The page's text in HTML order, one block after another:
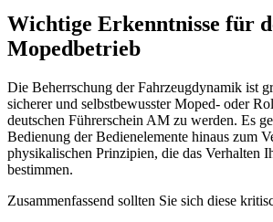
Wichtige Erkenntnisse für
Mopedbetrieb
Die Beherrschung der Fahrzeugdynamik ist
sicherer und selbstbewusster Moped- oder
deutschen Führerschein AM zu werden. Es
Bedienung der Bedienelemente hinaus zum
physikalischen Prinzipien, die das Verhalten
bestimmen.
Zusammenfassend sollten Sie sich diese